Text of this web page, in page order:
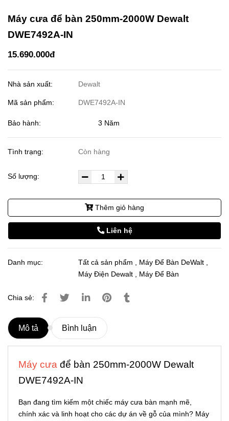
Máy cưa để bàn 250mm-2000W Dewalt
DWE7492A-IN
15.690.000đ
Nhà sản xuất: Dewalt
Mã sản phẩm: DWE7492A-IN
Bảo hành: 3 Năm
Tình trạng: Còn hàng
Số lượng:
Thêm giỏ hàng
Liên hệ
Danh mục: Tất cả sản phẩm Máy Để Bàn DeWalt
Máy Điện Dewalt
Máy Để Bàn
Chia sẻ:
Mô tả Bình luận
Máy cưa để bàn 250mm-2000W Dewalt
DWE7492A-IN
Bạn đang tìm kiếm một chiếc máy cưa bàn mạnh mẽ,
chính xác và linh hoạt cho các dự án về gỗ của mình? Máy